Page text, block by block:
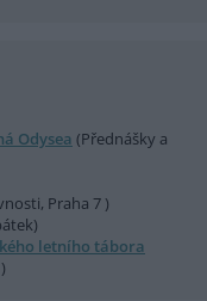
Odysea (Přednášky a
Praha 7 )
letního tábora